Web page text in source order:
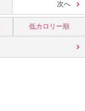
次へ
低カロリー順